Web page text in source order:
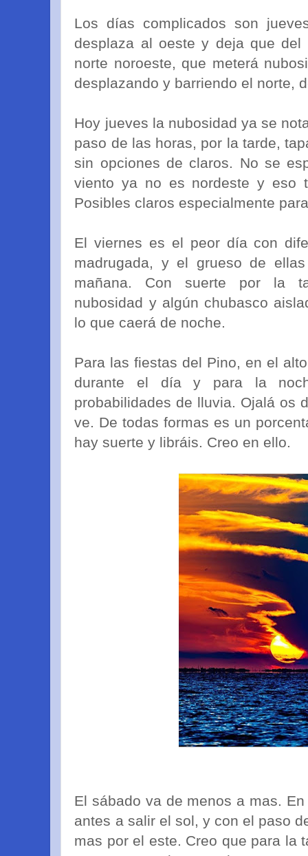
Los días complicados son
desplaza al oeste y deja que
norte noroeste, que meterá
desplazando y barriendo el norte,
Hoy jueves la nubosidad ya se
paso de las horas, por la tarde,
sin opciones de claros. No se
viento ya no es nordeste y eso
Posibles claros especialmente
El viernes es el peor día con
madrugada, y el grueso de
mañana. Con suerte por la
nubosidad y algún chubasco
lo que caerá de noche.
Para las fiestas del Pino, en el
durante el día y para la
probabilidades de lluvia. Ojalá os
ve. De todas formas es un
hay suerte y libráis. Creo en ello.
El sábado va de menos a mas.
antes a salir el sol, y con el paso
mas por el este. Creo que para la